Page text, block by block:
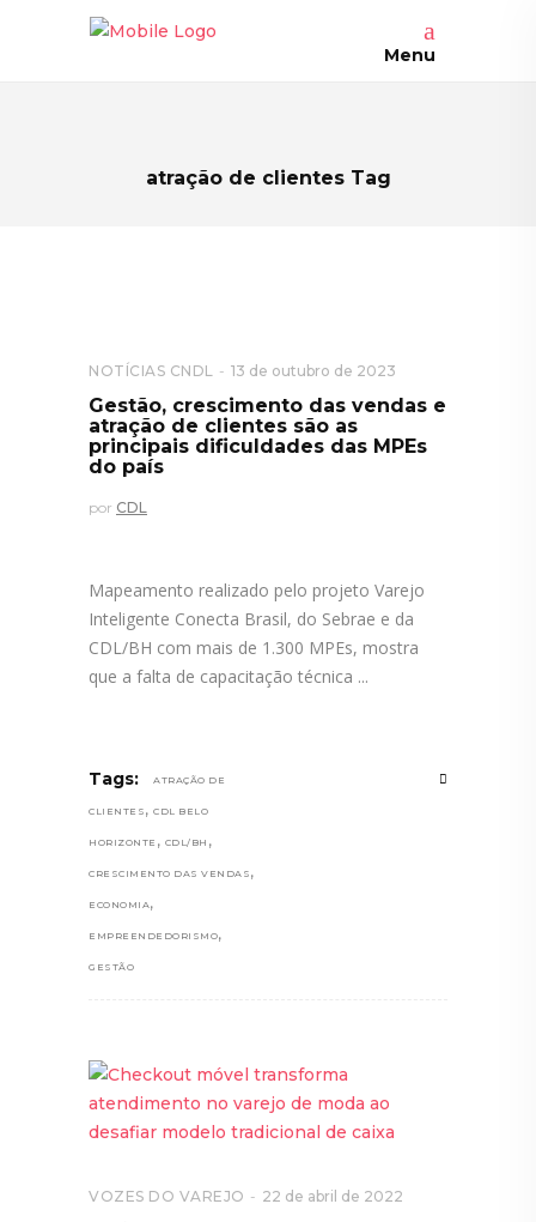
Menu
atração de clientes Tag
NOTÍCIAS CNDL 13 de outubro de 2023
Gestão, crescimento das vendas e
atração de clientes são as
principais dificuldades das MPEs
do país
por CDL
Mapeamento realizado pelo projeto Varejo
Inteligente Conecta Brasil, do Sebrae e da
CDL/BH com mais de 1.300 MPEs, mostra
que a falta de capacitação técnica
Tags: ATRAÇÃO DE
CLIENTES , CDL BELO
HORIZONTE , CDL/BH ,
CRESCIMENTO DAS VENDAS ,
ECONOMIA,
EMPREENDEDORISMO,
GESTÃO
VOZES DO VAREJO 22 de abril de 2022